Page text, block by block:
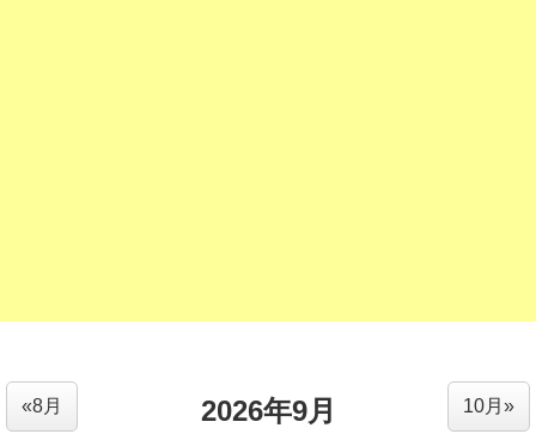
2026年9月 10月»
«8月